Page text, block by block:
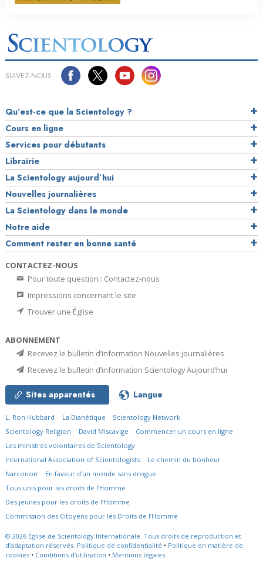
SUIVEZ-NOUS
Qu’est-ce que la Scientology ?
Cours en ligne
Services pour débutants
Librairie
La Scientology aujourd’hui
Nouvelles journalières
La Scientology dans le monde
Notre aide
Comment rester en bonne santé
CONTACTEZ-NOUS
Pour toute question : Contactez-nous
Impressions concernant le site
Trouver une Église
ABONNEMENT
Recevez le bulletin d’information Nouvelles journalières
Recevez le bulletin d’information Scientology Aujourd’hui
Sites apparentés Langue
L. Ron Hubbard La Dianétique
Scientology Network
Scientology Religion
David Miscavige
Commencer un cours en ligne
Les ministres volontaires de Scientology
International Association of Scientologists
Le chemin du bonheur
Narconon
En faveur d’un monde sans drogue
Tous unis pour les droits de l’Homme
Des jeunes pour les droits de l’Homme
Commission des Citoyens pour les Droits de l’Homme
© 2026 Église de Scientology Internationale. Tous droits de reproduction et
d’adaptation réservés. Politique de confidentialité • Politique en matière de
cookies • Conditions d’utilisation • Mentions légales